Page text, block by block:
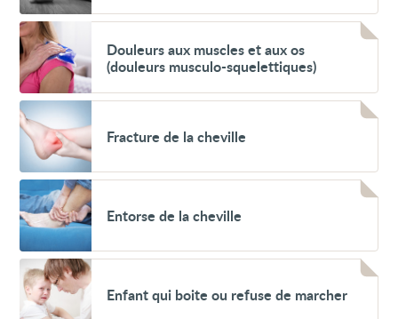
Voir
Douleurs
aux
muscles
et
aux
os
(douleurs
musculo-
squelettiques)
Douleurs aux muscles et aux os
(douleurs musculo-squelettiques)
Voir
Fracture
de
cheville
Fracture de la cheville
Voir
Entorse
de
la
cheville
Entorse de la cheville
Voir
Enfant
qui
boite
Enfant qui boite ou refuse de marcher